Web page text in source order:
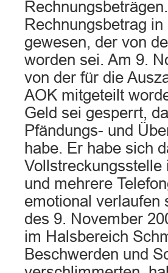
Rechnungsbetrag
gewesen, der von
worden sei. Am 9.
von der für die
AOK mitgeteilt
Geld sei gesperrt,
Pfändungs- und
habe. Er habe sich
Vollstreckungsstelle
und mehrere
emotional verlaufen
des 9. November
im Halsbereich
Beschwerden und